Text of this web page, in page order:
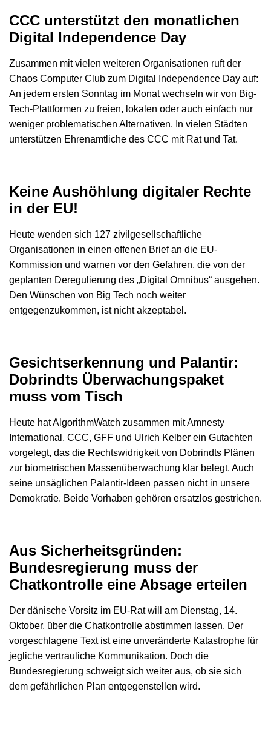
CCC unterstützt den monatlichen
Digital Independence Day
Zusammen mit vielen weiteren Organisationen ruft der
Chaos Computer Club zum Digital Independence Day auf:
An jedem ersten Sonntag im Monat wechseln wir von Big-
Tech-Plattformen zu freien, lokalen oder auch einfach nur
weniger problematischen Alternativen. In vielen Städten
unterstützen Ehrenamtliche des CCC mit Rat und Tat.
Keine Aushöhlung digitaler Rechte
in der EU!
Heute wenden sich 127 zivilgesellschaftliche
Organisationen in einen offenen Brief an die EU-
Kommission und warnen vor den Gefahren, die von der
geplanten Deregulierung des „Digital Omnibus“ ausgehen.
Den Wünschen von Big Tech noch weiter
entgegenzukommen, ist nicht akzeptabel.
Gesichtserkennung und Palantir:
Dobrindts Überwachungspaket
muss vom Tisch
Heute hat AlgorithmWatch zusammen mit Amnesty
International, CCC, GFF und Ulrich Kelber ein Gutachten
vorgelegt, das die Rechtswidrigkeit von Dobrindts Plänen
zur biometrischen Massenüberwachung klar belegt. Auch
seine unsäglichen Palantir-Ideen passen nicht in unsere
Demokratie. Beide Vorhaben gehören ersatzlos gestrichen.
Aus Sicherheitsgründen:
Bundesregierung muss der
Chatkontrolle eine Absage erteilen
Der dänische Vorsitz im EU-Rat will am Dienstag, 14.
Oktober, über die Chatkontrolle abstimmen lassen. Der
vorgeschlagene Text ist eine unveränderte Katastrophe für
jegliche vertrauliche Kommunikation. Doch die
Bundesregierung schweigt sich weiter aus, ob sie sich
dem gefährlichen Plan entgegenstellen wird.